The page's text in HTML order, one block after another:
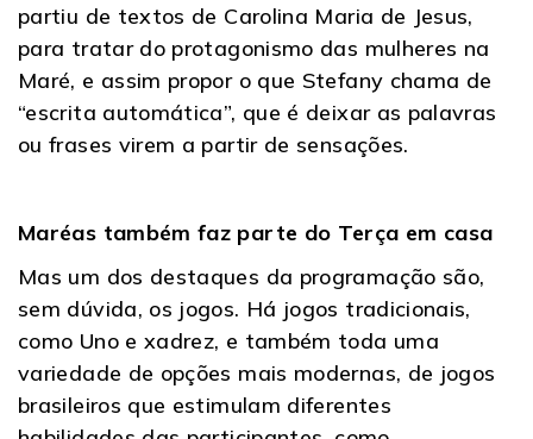
partiu de textos de Carolina Maria de Jesus,
para tratar do protagonismo das mulheres na
Maré, e assim propor o que Stefany chama de
“escrita automática”, que é deixar as palavras
ou frases virem a partir de sensações.
Maréas também faz parte do Terça em casa
Mas um dos destaques da programação são,
sem dúvida, os jogos. Há jogos tradicionais,
como Uno e xadrez, e também toda uma
variedade de opções mais modernas, de jogos
brasileiros que estimulam diferentes